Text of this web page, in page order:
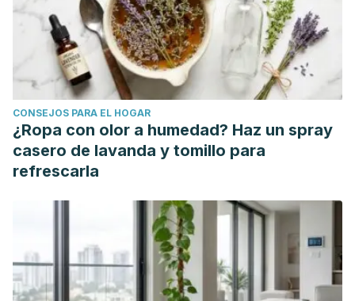
randomized, and double-blind trial. Evidence-based
complementary and alternative medicine : eCAM, 2014,
857456. https://doi.org/10.1155/2014/857456
Lin, T. K., Zhong, L., & Santiago, J. L. (2017). Anti-
Inflammatory and Skin Barrier Repair Effects of Topical
Application of Some Plant Oils. International journal of
molecular sciences, 19(1), 70.
https://doi.org/10.3390/ijms19010070
Humphreys, R., & Ernst, E. (2013). Oral evening primrose oil
and borage oil for eczema. The Cochrane database of
systematic reviews, (4), CD004416.
https://doi.org/10.1002/14651858.CD004416.pub2
Fewtrell, M. S., Abbott, R. A., Kennedy, K., Singhal, A.,
CONSEJOS PARA EL HOGAR
¿Ropa con olor a humedad? Haz un spray
casero de lavanda y tomillo para
refrescarla